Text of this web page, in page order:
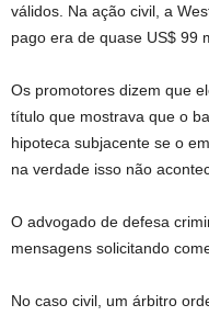
válidos. Na ação civil, a
pago era de quase US$ 99
Os promotores dizem que
título que mostrava que o
hipoteca subjacente se o
na verdade isso não
O advogado de defesa
mensagens solicitando
No caso civil, um árbitro